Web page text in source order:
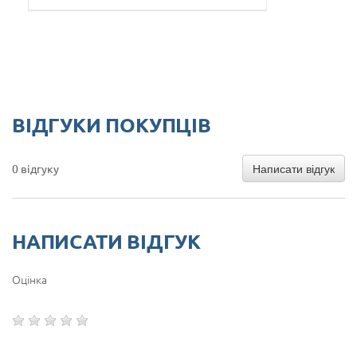
ВІДГУКИ ПОКУПЦІВ
0 відгуку Написати відгук
НАПИСАТИ ВІДГУК
Оцінка